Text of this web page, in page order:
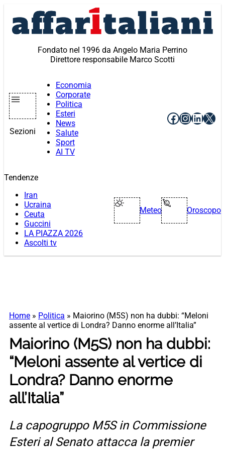
contenuto
Fondato nel 1996 da Angelo Maria Perrino
Direttore responsabile Marco Scotti
Sezioni
Economia
Corporate
Politica
Esteri
News
Salute
Sport
AI TV
Facebook
X
Tendenze
Iran
Ucraina
Ceuta
Guccini
LA PIAZZA 2026
Ascolti tv
Meteo Oroscopo
Home » Politica » Maiorino (M5S) non ha dubbi: “Meloni
assente al vertice di Londra? Danno enorme all’Italia”
Maiorino (M5S) non ha dubbi:
“Meloni assente al vertice di
Londra? Danno enorme
all’Italia”
La capogruppo M5S in Commissione
Esteri al Senato attacca la premier